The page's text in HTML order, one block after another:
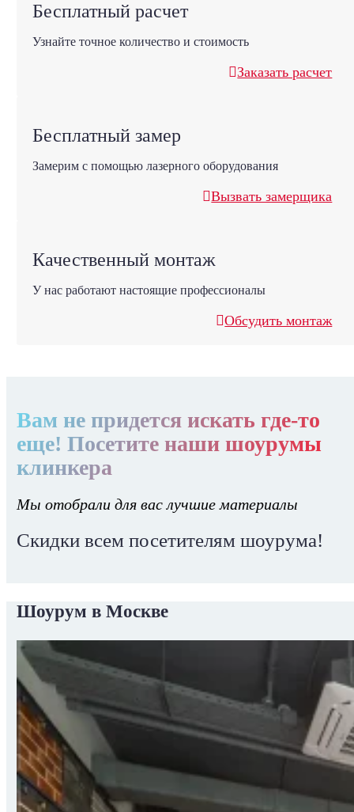
Бесплатный расчет
Узнайте точное количество и стоимость
Заказать расчет
Бесплатный замер
Замерим с помощью лазерного оборудования
Вызвать замерщика
Качественный монтаж
У нас работают настоящие профессионалы
Обсудить монтаж
Вам не придется искать где-то
еще! Посетите наши шоурумы
клинкера
Мы отобрали для вас лучшие материалы
Скидки всем посетителям шоурума!
Шоурум в Москве